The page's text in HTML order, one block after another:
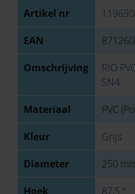
Artikel nr
EAN
Omschrijving
RIO
SN4
Materiaal PVC
Kleur Grijs
Diameter 250
Hoek 87,5 °